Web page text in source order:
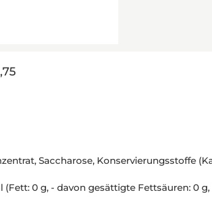
Saccharose, Konservierungsstoffe
0 g, - davon gesättigte Fettsäuren: 0 g,